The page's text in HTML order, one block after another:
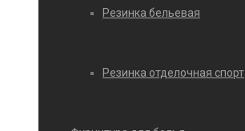
Резинка бельевая
Резинка отделочная спорт